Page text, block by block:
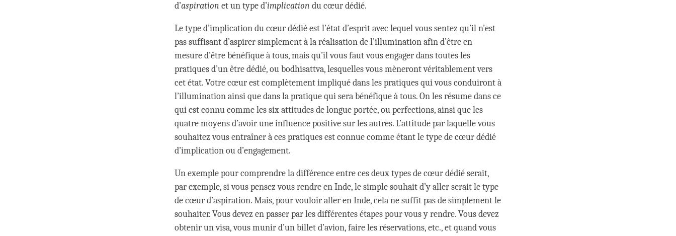
d’aspiration et un type d’implication du cœur dédié.
Le type d’implication du cœur dédié est l’état d’esprit avec lequel vous sentez qu’il n’est
pas suffisant d’aspirer simplement à la réalisation de l’illumination afin d’être en
mesure d’être bénéfique à tous, mais qu’il vous faut vous engager dans toutes les
pratiques d’un être dédié, ou bodhisattva, lesquelles vous mèneront véritablement vers
cet état. Votre cœur est complètement impliqué dans les pratiques qui vous conduiront à
l’illumination ainsi que dans la pratique qui sera bénéfique à tous. On les résume dans ce
qui est connu comme les six attitudes de longue portée, ou perfections, ainsi que les
quatre moyens d’avoir une influence positive sur les autres. L’attitude par laquelle vous
souhaitez vous entraîner à ces pratiques est connue comme étant le type de cœur dédié
d’implication ou d’engagement.
Un exemple pour comprendre la différence entre ces deux types de cœur dédié serait,
par exemple, si vous pensez vous rendre en Inde, le simple souhait d’y aller serait le type
de cœur d’aspiration. Mais, pour vouloir aller en Inde, cela ne suffit pas de simplement le
souhaiter. Vous devez en passer par les différentes étapes pour vous y rendre. Vous devez
obtenir un visa, vous munir d’un billet d’avion, faire les réservations, etc., et quand vous